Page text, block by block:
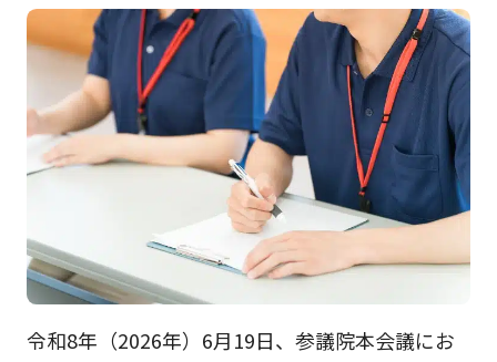
令和8年（2026年）6月19日、参議院本会議にお